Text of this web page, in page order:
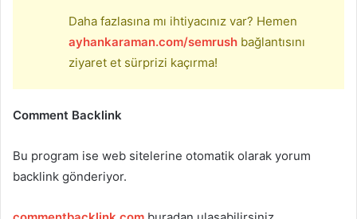
Daha fazlasına mı ihtiyacınız var? Hemen
ayhankaraman.com/semrush bağlantısını
ziyaret et sürprizi kaçırma!
Comment Backlink
Bu program ise web sitelerine otomatik olarak yorum
backlink gönderiyor.